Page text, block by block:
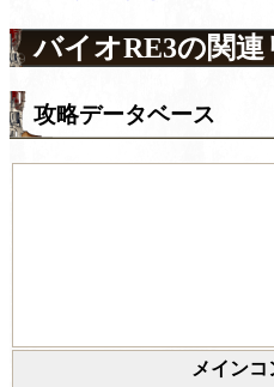
バイオRE3の関連
攻略データベース
メインコ